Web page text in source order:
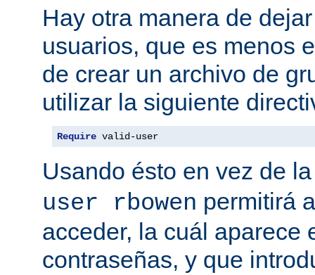
Hay otra manera de
usuarios, que es menos
de crear un archivo de
utilizar la siguiente
Require valid-user
Usando ésto en vez de
user rbowen permitirá
acceder, la cuál aparece
contraseñas, y que